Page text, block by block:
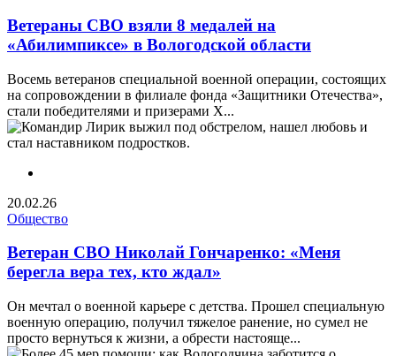
Ветераны СВО взяли 8 медалей на
«Абилимпиксе» в Вологодской области
Восемь ветеранов специальной военной операции, состоящих
на сопровождении в филиале фонда «Защитники Отечества»,
стали победителями и призерами X...
20.02.26
Общество
Ветеран СВО Николай Гончаренко: «Меня
берегла вера тех, кто ждал»
Он мечтал о военной карьере с детства. Прошел специальную
военную операцию, получил тяжелое ранение, но сумел не
просто вернуться к жизни, а обрести настояще...